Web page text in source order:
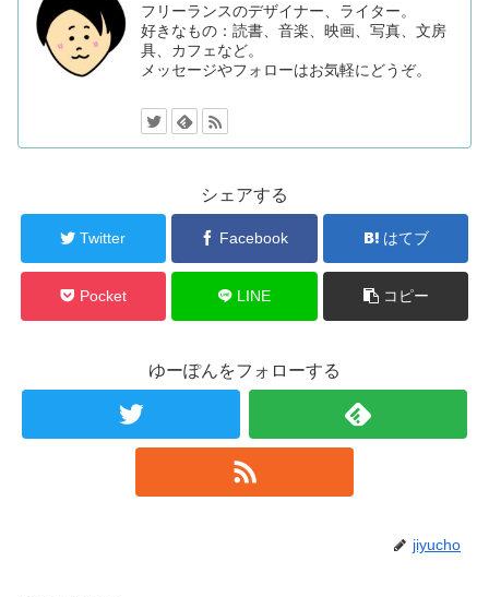
フリーランスのデザイナー、ライター。
好きなもの：読書、音楽、映画、写真、文房
具、カフェなど。
メッセージやフォローはお気軽にどうぞ。
シェアする
Twitter Facebook はてブ
Pocket LINE コピー
ゆーぽんをフォローする
jiyucho